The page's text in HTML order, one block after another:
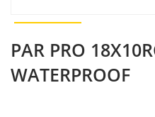
PAR PRO
WATERPROOF